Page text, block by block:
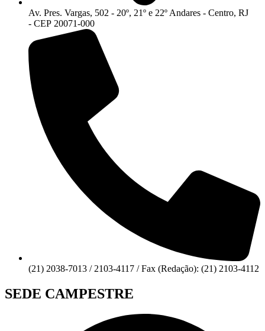
Av. Pres. Vargas, 502 - 20º, 21º e 22º Andares - Centro, RJ
- CEP 20071-000
(21) 2038-7013 / 2103-4117 / Fax (Redação): (21) 2103-4112
SEDE CAMPESTRE